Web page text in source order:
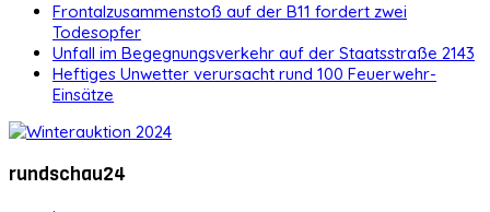
Frontalzusammenstoß auf der B11 fordert zwei
Todesopfer
Unfall im Begegnungsverkehr auf der Staatsstraße 2143
Heftiges Unwetter verursacht rund 100 Feuerwehr-
Einsätze
rundschau24